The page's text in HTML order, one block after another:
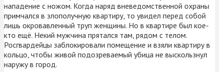
нападение с ножом. Когда наряд вневедомственной охраны
примчался в злополучную квартиру, то увидел перед собой
лишь окровавленный труп женщины. Но в квартире был кое-
кто ещё. Некий мужчина прятался там, рядом с телом.
Росгвардейцы заблокировали помещение и взяли квартиру в
кольцо, чтобы живой подозреваемый убица не выскользнул
наружу в город.